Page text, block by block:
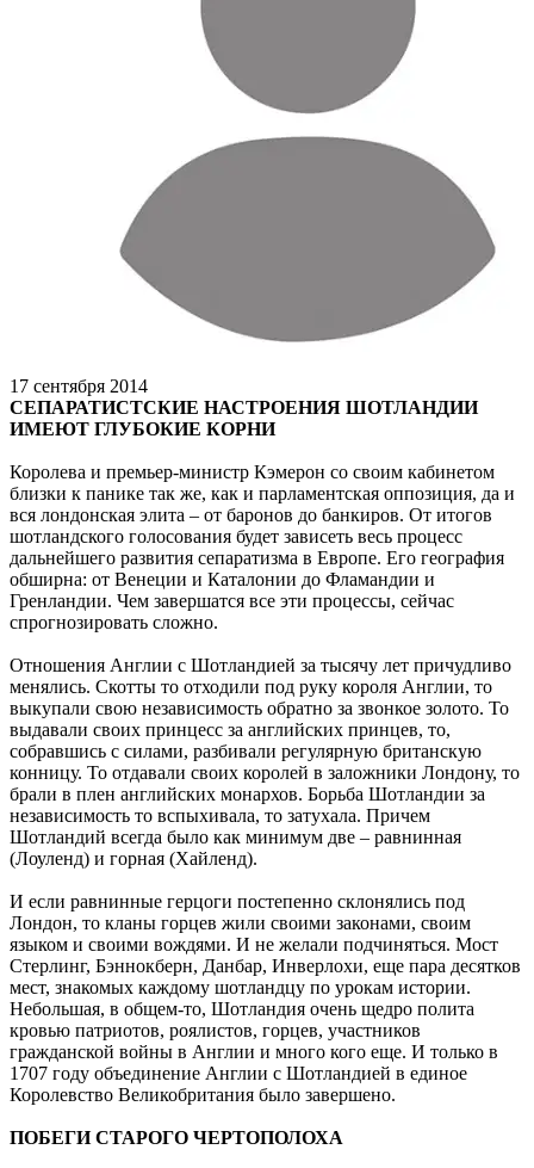
17 сентября 2014
СЕПАРАТИСТСКИЕ НАСТРОЕНИЯ ШОТЛАНДИИ
ИМЕЮТ ГЛУБОКИЕ КОРНИ
Королева и премьер-министр Кэмерон со своим кабинетом
близки к панике так же, как и парламентская оппозиция, да и
вся лондонская элита – от баронов до банкиров. От итогов
шотландского голосования будет зависеть весь процесс
дальнейшего развития сепаратизма в Европе. Его география
обширна: от Венеции и Каталонии до Фламандии и
Гренландии. Чем завершатся все эти процессы, сейчас
спрогнозировать сложно.
Отношения Англии с Шотландией за тысячу лет причудливо
менялись. Скотты то отходили под руку короля Англии, то
выкупали свою независимость обратно за звонкое золото. То
выдавали своих принцесс за английских принцев, то,
собравшись с силами, разбивали регулярную британскую
конницу. То отдавали своих королей в заложники Лондону, то
брали в плен английских монархов. Борьба Шотландии за
независимость то вспыхивала, то затухала. Причем
Шотландий всегда было как минимум две – равнинная
(Лоуленд) и горная (Хайленд).
И если равнинные герцоги постепенно склонялись под
Лондон, то кланы горцев жили своими законами, своим
языком и своими вождями. И не желали подчиняться. Мост
Стерлинг, Бэннокберн, Данбар, Инверлохи, еще пара десятков
мест, знакомых каждому шотландцу по урокам истории.
Небольшая, в общем-то, Шотландия очень щедро полита
кровью патриотов, роялистов, горцев, участников
гражданской войны в Англии и много кого еще. И только в
1707 году объединение Англии с Шотландией в единое
Королевство Великобритания было завершено.
ПОБЕГИ СТАРОГО ЧЕРТОПОЛОХА